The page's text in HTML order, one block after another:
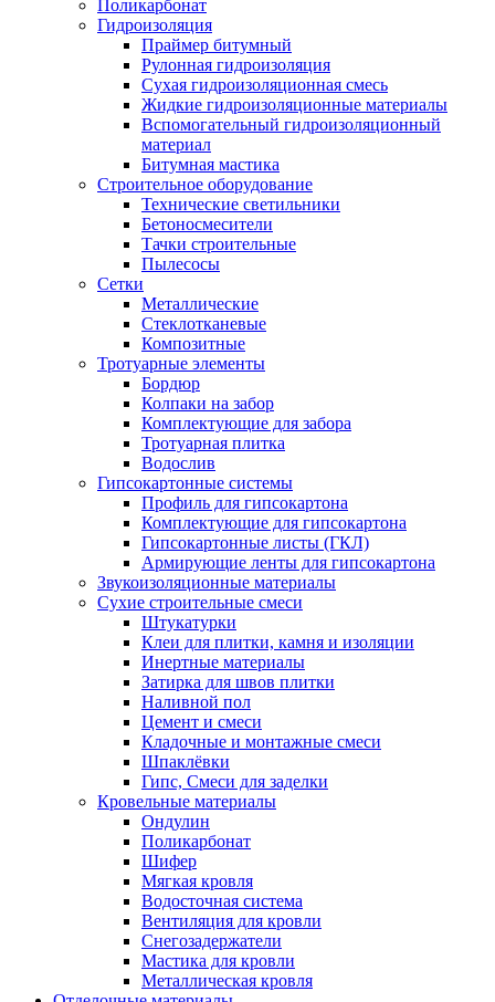
Поликарбонат
Гидроизоляция
Праймер битумный
Рулонная гидроизоляция
Сухая гидроизоляционная смесь
Жидкие гидроизоляционные материалы
Вспомогательный гидроизоляционный
материал
Битумная мастика
Строительное оборудование
Технические светильники
Бетоносмесители
Тачки строительные
Пылесосы
Сетки
Металлические
Стеклотканевые
Композитные
Тротуарные элементы
Бордюр
Колпаки на забор
Комплектующие для забора
Тротуарная плитка
Водослив
Гипсокартонные системы
Профиль для гипсокартона
Комплектующие для гипсокартона
Гипсокартонные листы (ГКЛ)
Армирующие ленты для гипсокартона
Звукоизоляционные материалы
Сухие строительные смеси
Штукатурки
Клеи для плитки, камня и изоляции
Инертные материалы
Затирка для швов плитки
Наливной пол
Цемент и смеси
Кладочные и монтажные смеси
Шпаклёвки
Гипс, Смеси для заделки
Кровельные материалы
Ондулин
Поликарбонат
Шифер
Мягкая кровля
Водосточная система
Вентиляция для кровли
Снегозадержатели
Мастика для кровли
Металлическая кровля